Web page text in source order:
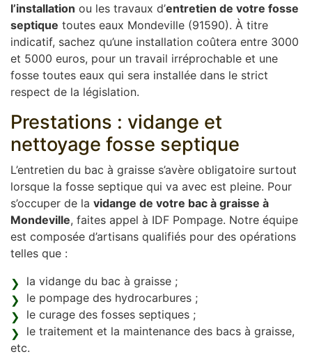
l’installation ou les travaux d’entretien de votre fosse
septique toutes eaux Mondeville (91590). À titre
indicatif, sachez qu’une installation coûtera entre 3000
et 5000 euros, pour un travail irréprochable et une
fosse toutes eaux qui sera installée dans le strict
respect de la législation.
Prestations : vidange et
nettoyage fosse septique
L’entretien du bac à graisse s’avère obligatoire surtout
lorsque la fosse septique qui va avec est pleine. Pour
s’occuper de la vidange de votre bac à graisse à
Mondeville, faites appel à IDF Pompage. Notre équipe
est composée d’artisans qualifiés pour des opérations
telles que :
la vidange du bac à graisse ;
le pompage des hydrocarbures ;
le curage des fosses septiques ;
le traitement et la maintenance des bacs à graisse,
etc.